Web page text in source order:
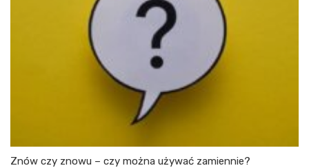
Znów czy znowu – czy można używać zamiennie?